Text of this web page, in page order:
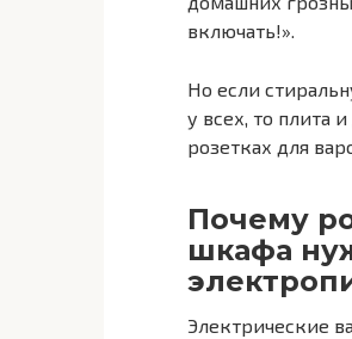
включать!».
Но если
у всех, то плита
розетках для
Почему
шкафа
Электрические